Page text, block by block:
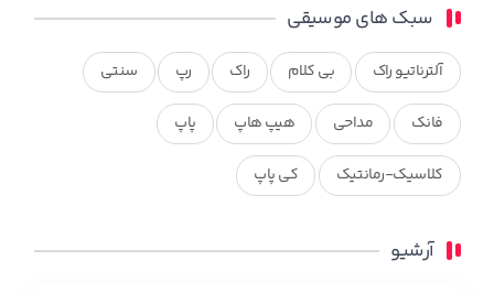
سبک های موسیقی
آلترناتیو راک بی کلام راک رپ سنتی
فانک مداحی هیپ هاپ پاپ
کلاسیک-رمانتیک کی پاپ
آرشیو